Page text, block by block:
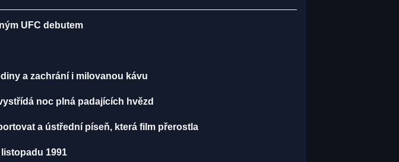
UFC debutem
a zachrání i milovanou kávu
noc plná padajících hvězd
a ústřední píseň, která film přerostla
1991